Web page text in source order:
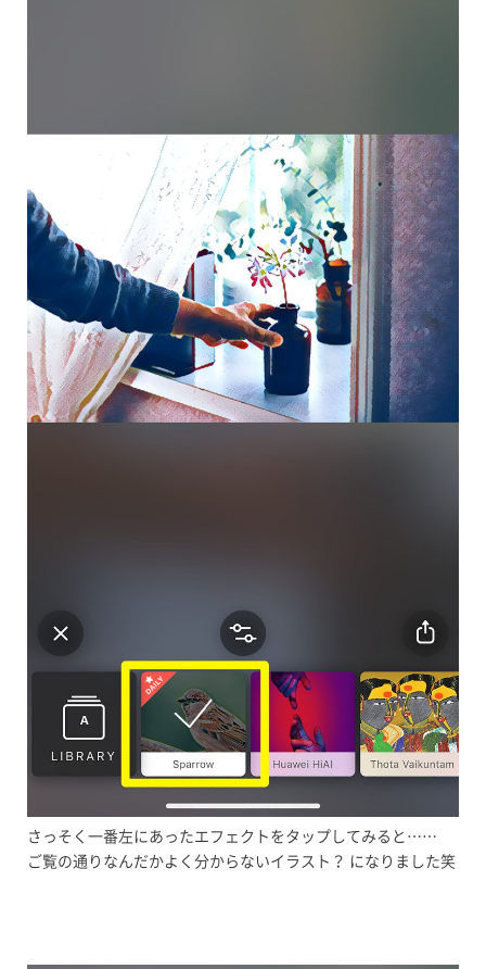
さっそく一番左にあったエフェクトをタップしてみると……
ご覧の通りなんだかよく分からないイラスト？ になりました笑